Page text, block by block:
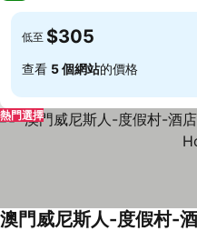
低至 $305
查看 5 個網站的價格
熱門選擇